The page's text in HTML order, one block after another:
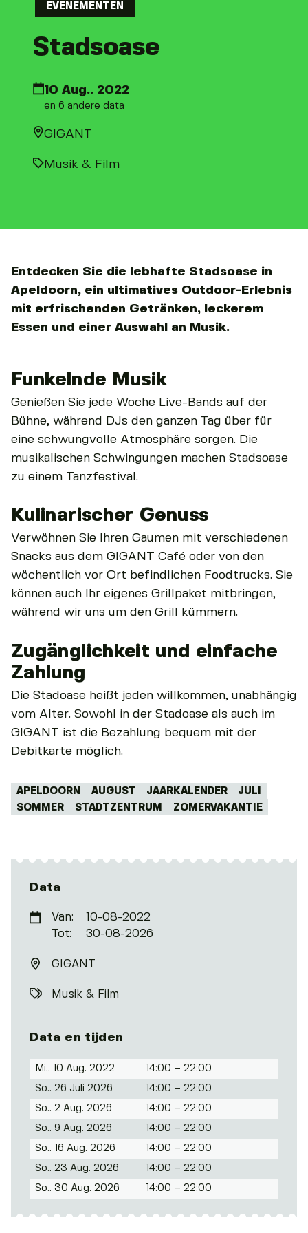
EVENEMENTEN
Stadsoase
10 Aug.. 2022
en 6 andere data
GIGANT
Musik & Film
Entdecken Sie die lebhafte Stadsoase in
Apeldoorn, ein ultimatives Outdoor-Erlebnis
mit erfrischenden Getränken, leckerem
Essen und einer Auswahl an Musik.
Funkelnde Musik
Genießen Sie jede Woche Live-Bands auf der
Bühne, während DJs den ganzen Tag über für
eine schwungvolle Atmosphäre sorgen. Die
musikalischen Schwingungen machen Stadsoase
zu einem Tanzfestival.
Kulinarischer Genuss
Verwöhnen Sie Ihren Gaumen mit verschiedenen
Snacks aus dem GIGANT Café oder von den
wöchentlich vor Ort befindlichen Foodtrucks. Sie
können auch Ihr eigenes Grillpaket mitbringen,
während wir uns um den Grill kümmern.
Zugänglichkeit und einfache
Zahlung
Die Stadoase heißt jeden willkommen, unabhängig
vom Alter. Sowohl in der Stadoase als auch im
GIGANT ist die Bezahlung bequem mit der
Debitkarte möglich.
Tags:
APELDOORN AUGUST JAARKALENDER
JULI
SOMMER
STADTZENTRUM ZOMERVAKANTIE
Data
Van:
10-08-2022
Tot:
30-08-2026
GIGANT
Musik & Film
Data en tijden
Mi.. 10 Aug. 2022 14:00 – 22:00
So.. 26 Juli 2026 14:00 – 22:00
So.. 2 Aug. 2026 14:00 – 22:00
So.. 9 Aug. 2026 14:00 – 22:00
So.. 16 Aug. 2026 14:00 – 22:00
So.. 23 Aug. 2026 14:00 – 22:00
So.. 30 Aug. 2026 14:00 – 22:00